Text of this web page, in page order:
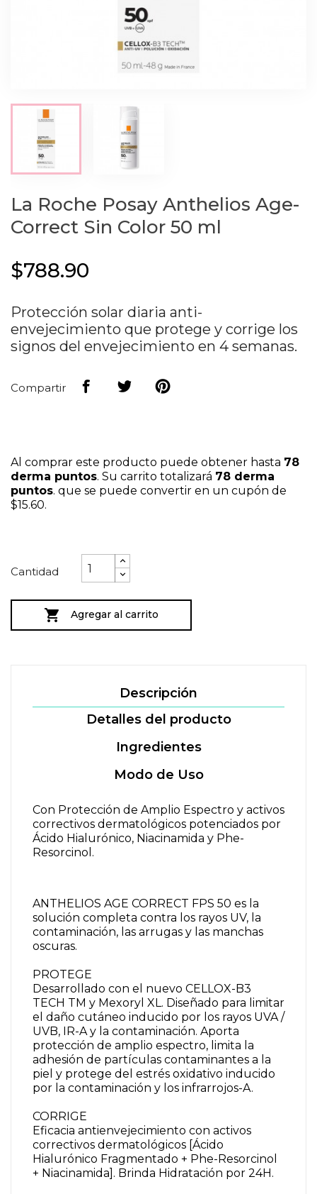
La Roche Posay Anthelios Age-
Correct Sin Color 50 ml
$788.90
Protección solar diaria anti-
envejecimiento que protege y corrige los
signos del envejecimiento en 4 semanas.
Compartir
Al comprar este producto puede obtener hasta 78
derma puntos. Su carrito totalizará 78 derma
puntos. que se puede convertir en un cupón de
$15.60.
Cantidad
 Agregar al carrito
Descripción
Detalles del producto
Ingredientes
Modo de Uso
Con Protección de Amplio Espectro y activos
correctivos dermatológicos potenciados por
Ácido Hialurónico, Niacinamida y Phe-
Resorcinol.
ANTHELIOS AGE CORRECT FPS 50 es la
solución completa contra los rayos UV, la
contaminación, las arrugas y las manchas
oscuras.
PROTEGE
Desarrollado con el nuevo CELLOX-B3
TECH TM y Mexoryl XL. Diseñado para limitar
el daño cutáneo inducido por los rayos UVA /
UVB, IR-A y la contaminación. Aporta
protección de amplio espectro, limita la
adhesión de partículas contaminantes a la
piel y protege del estrés oxidativo inducido
por la contaminación y los infrarrojos-A.
CORRIGE
Eficacia antienvejecimiento con activos
correctivos dermatológicos [Ácido
Hialurónico Fragmentado + Phe-Resorcinol
+ Niacinamida]. Brinda Hidratación por 24H.